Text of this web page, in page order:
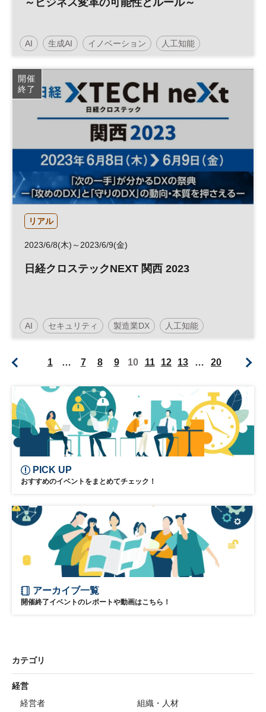
AI 生成AI イノベーション 人工知能
テクノロジー
開催
終了
リアル
2023/6/8(木)～2023/6/9(金)
日経クロステックNEXT 関西 2023
AI セキュリティ 製造業DX 人工知能
1 … 7 8 9 10 11 12 13 … 20
PICK UP
おすすめのイベントをまとめてチェック！
アーカイブ一覧
開催終了イベントのレポートや動画はこちら！
カテゴリ
経営
経営者
組織・人材